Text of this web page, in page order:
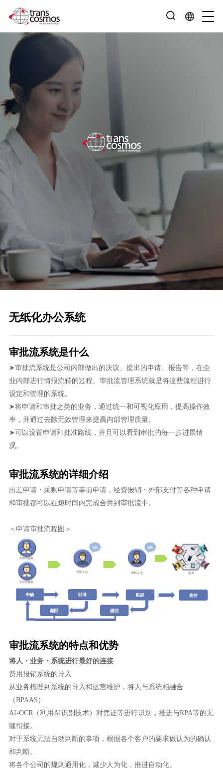
无纸化办公系统
审批流系统是什么
➤审批流系统是公司内部做出的决议、提出的申请、报告等，在企
业内部进行情报流转的过程。审批流管理系统就是将这些流程进行
设定和管理的系统。
➤将申请和审批之类的业务，通过统一和可视化应用，提高操作效
率，并通过去除无效管理来提高内部管理质量。
➤可以设置申请和批准路线，并且可以看到审批的每一步进展情
况。
审批流系统的详细介绍
出差申请・采购申请等事前申请，经费报销・外部支付等各种申请
和审批都可以在短时间内完成合并到审批流中。
＜申请审批流程图＞
审批流系统的特点和优势
将人・业务・系统进行最好的连接
费用报销系统的导入
从业务梳理到系统的导入和运营维护，将人与系统相融合
（BPAAS）
AI-OCR（利用AI识别技术）对凭证等进行识别，推进与RPA等的无
缝衔接。
对于系统无法自动判断的事项，根据各个客户的要求做认为的确认
和判断。
将各个公司的规则通用化，减少人为化，推进自动化。